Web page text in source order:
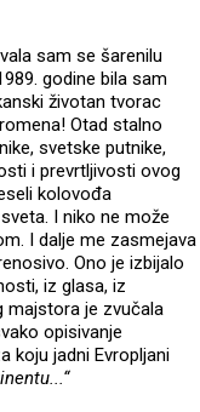
sam se šarenilu
godine bila sam
životan tvorac
Otad stalno
svetske putnike,
i prevrtljivosti ovog
kolovođa
I niko ne može
I dalje me zasmejava
Ono je izbijalo
iz glasa, iz
majstora je zvučala
opisivanje
koju jadni Evropljani